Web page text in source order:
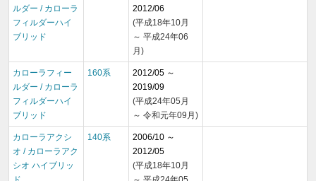
ルダー / カローラ
フィルダーハイ
ブリッド
2012/06
(平成18年10月
～ 平成24年06
月)
カローラフィー
ルダー / カローラ
フィルダーハイ
ブリッド
160系
2012/05 ～
2019/09
(平成24年05月
～ 令和元年09月)
カローラアクシ
オ / カローラアク
シオ ハイブリッ
140系
2006/10 ～
2012/05
(平成18年10月